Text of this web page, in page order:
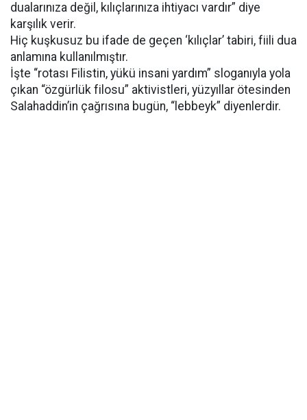
dualarınıza değil, kılıçlarınıza ihtiyacı vardır” diye
karşılık verir.
Hiç kuşkusuz bu ifade de geçen ‘kılıçlar’ tabiri, fiili dua
anlamına kullanılmıştır.
İşte “rotası Filistin, yükü insani yardım” sloganıyla yola
çıkan “özgürlük filosu” aktivistleri, yüzyıllar ötesinden
Salahaddin’in çağrısına bugün, “lebbeyk” diyenlerdir.